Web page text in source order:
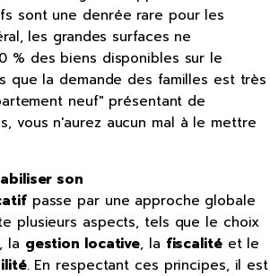
sont une denrée rare pour les
les grandes surfaces ne
% des biens disponibles sur le
que la demande des familles est très
neuf" présentant de
vous n'aurez aucun mal à le mettre
son
passe par une approche globale
plusieurs aspects, tels que le choix
, la gestion locative, la fiscalitéet le
. En respectant ces principes, il est